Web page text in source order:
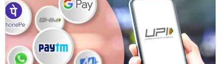
ट्रेंडिंग
बिजनेस
न्यूज
वीडियो